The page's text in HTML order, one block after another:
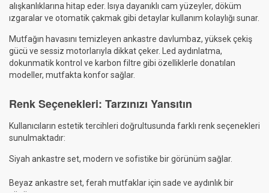
alışkanlıklarına hitap eder. Isıya dayanıklı cam yüzeyler, döküm
ızgaralar ve otomatik çakmak gibi detaylar kullanım kolaylığı sunar.
Mutfağın havasını temizleyen ankastre davlumbaz, yüksek çekiş
gücü ve sessiz motorlarıyla dikkat çeker. Led aydınlatma,
dokunmatik kontrol ve karbon filtre gibi özelliklerle donatılan
modeller, mutfakta konfor sağlar.
Renk Seçenekleri: Tarzınızı Yansıtın
Kullanıcıların estetik tercihleri doğrultusunda farklı renk seçenekleri
sunulmaktadır:
Siyah ankastre set, modern ve sofistike bir görünüm sağlar.
Beyaz ankastre set, ferah mutfaklar için sade ve aydınlık bir